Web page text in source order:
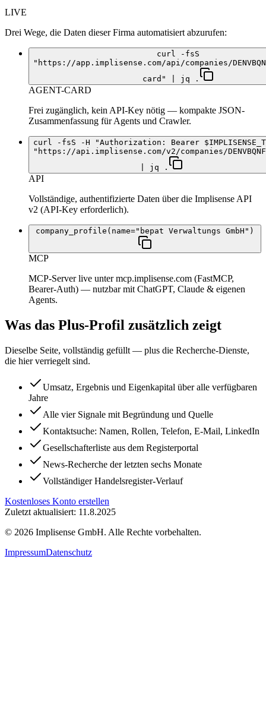
LIVE
Drei Wege, die Daten dieser Firma automatisiert abzurufen:
curl -fsS
"https://app.implisense.com/api/companies/
card" | jq .
AGENT-CARD
Frei zugänglich, kein API-Key nötig — kompakte JSON-
Zusammenfassung für Agents und Crawler.
curl -fsS -H "Authorization: Bearer
"https://api.implisense.com/v2/companies/
| jq .
API
Vollständige, authentifizierte Daten über die Implisense API
v2 (API-Key erforderlich).
company_profile(name="bepat Verwaltungs GmbH")
MCP
MCP-Server live unter mcp.implisense.com (FastMCP,
Bearer-Auth) — nutzbar mit ChatGPT, Claude & eigenen
Agents.
Was das Plus-Profil zusätzlich zeigt
Dieselbe Seite, vollständig gefüllt — plus die Recherche-Dienste,
die hier verriegelt sind.
Umsatz, Ergebnis und Eigenkapital über alle verfügbaren
Jahre
Alle vier Signale mit Begründung und Quelle
Kontaktsuche: Namen, Rollen, Telefon, E-Mail, LinkedIn
Gesellschafterliste aus dem Registerportal
News-Recherche der letzten sechs Monate
Vollständiger Handelsregister-Verlauf
Kostenloses Konto erstellen
Zuletzt aktualisiert: 11.8.2025
© 2026 Implisense GmbH. Alle Rechte vorbehalten.
ImpressumDatenschutz